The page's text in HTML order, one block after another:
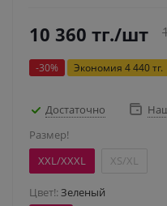
10 360 тг./шт
-30% Экономия 4 440тг.
Достаточно
Размер!
XXL/XXXL
XS/XL
Цвет!: Зеленый